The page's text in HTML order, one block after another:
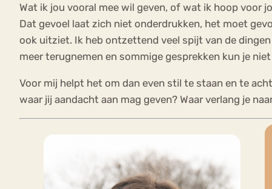
Wat ik jou vooral mee wil geven, of wat ik hoop voor
Dat gevoel laat zich niet onderdrukken, het moet
ook uitziet. Ik heb ontzettend veel spijt van de
meer terugnemen en sommige gesprekken kun je
Voor mij helpt het om dan even stil te staan en te
waar jij aandacht aan mag geven? Waar verlang je